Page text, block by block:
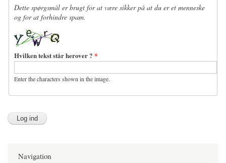
Dette spørgsmål er brugt for at være sikker på at du er et menneske
og for at forhindre spam.
Hvilken tekst står herover ? *
Enter the characters shown in the image.
Navigation